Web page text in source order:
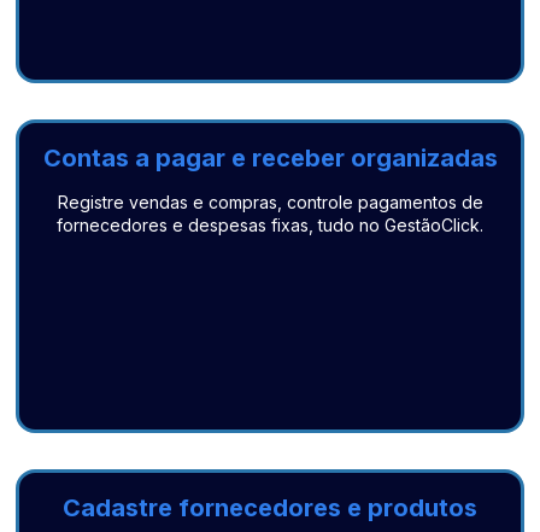
Contas a pagar e receber organizadas
Registre vendas e compras, controle pagamentos de
fornecedores e despesas fixas, tudo no GestãoClick.
Cadastre fornecedores e produtos